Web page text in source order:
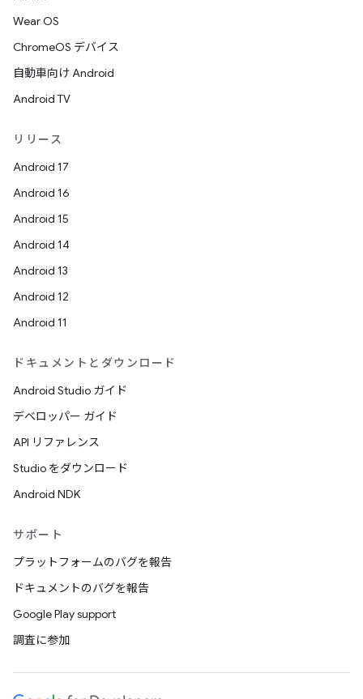
Wear OS
ChromeOS デバイス
自動車向け Android
Android TV
リリース
Android 17
Android 16
Android 15
Android 14
Android 13
Android 12
Android 11
ドキュメントとダウンロード
Android Studio ガイド
デベロッパー ガイド
API リファレンス
Studio をダウンロード
Android NDK
サポート
プラットフォームのバグを報告
ドキュメントのバグを報告
Google Play support
調査に参加